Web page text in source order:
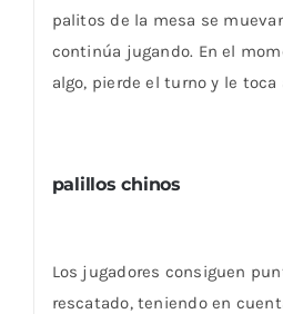
palitos de la mesa se
continúa jugando. En el
algo, pierde el turno y le
palillos chinos
Los jugadores consiguen
rescatado, teniendo en